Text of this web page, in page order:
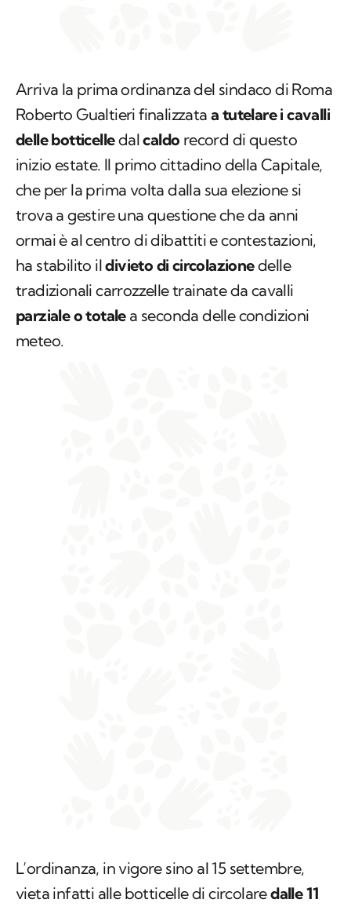
Arriva la prima ordinanza del sindaco di Roma
Roberto Gualtieri finalizzata a tutelare i cavalli
delle botticelledalcaldo record di questo
inizio estate. Il primo cittadino della Capitale,
che per la prima volta dalla sua elezione si
trova a gestire una questione che da anni
ormai è al centro di dibattiti e contestazioni,
ha stabilito ildivieto di circolazionedelle
tradizionali carrozzelle trainate da cavalli
parziale o totalea seconda delle condizioni
meteo.
L’ordinanza, in vigore sino al 15 settembre,
vieta infatti alle botticelle di circolaredalle 11